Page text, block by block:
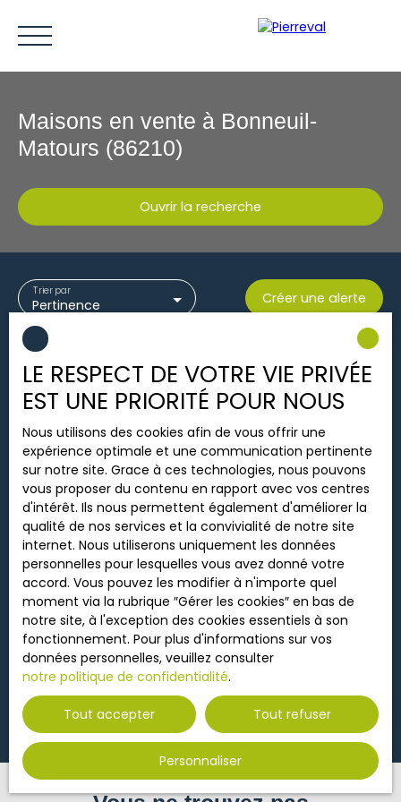
Être rappelé
Maisons en vente à Bonneuil-
Matours (86210)
Ouvrir la recherche
Vente
Type d'offre
Maison
Type de bien
Bonneuil-Matours (86210)
Localisation
Budget max (€)
Surface min (m²)
Rechercher
Pertinence
Trier par Créer une alerte
377 000€
Villa à vendre, 8 pièces - Bonneuil-
Matours 86210
8pièces 220 m²
Bonneuil-Matours 86210
BONNEUIL-MATOURS Dans village avec commerces
et écoles Villa 220 m² aux belles prestations :
entrée, séjour avec poêle, cuisine aménagée-
équipée et véranda, 3 chambres et un bureau
avec salle de bains et wc ; salle de cinéma de plus
de 45 m² à l'étage, suite parentale avec chambre,
LE RESPECT DE VOTRE VIE PRIVÉE
EST UNE PRIORITÉ POUR NOUS
Nous utilisons des cookies afin de vous offrir une
expérience optimale et une communication pertinente
sur notre site. Grace à ces technologies, nous pouvons
vous proposer du contenu en rapport avec vos centres
d'intérêt. Ils nous permettent également d'améliorer la
qualité de nos services et la convivialité de notre site
internet. Nous utiliserons uniquement les données
personnelles pour lesquelles vous avez donné votre
accord. Vous pouvez les modifier à n'importe quel
moment via la rubrique ″Gérer les cookies″ en bas de
notre site, à l'exception des cookies essentiels à son
fonctionnement. Pour plus d'informations sur vos
données personnelles, veuillez consulter
notre politique de confidentialité.
Tout accepter Tout refuser
Personnaliser